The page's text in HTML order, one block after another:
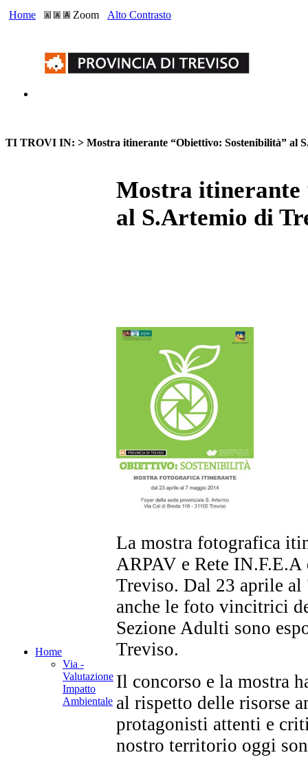
Home Zoom Alto Contrasto
TI TROVI IN: > Mostra itinerante “Obiettivo: Sostenibilità” al
Home
Via -
Valutazione
Impatto
Ambientale
Mostra itinerante
al S.Artemio di
La mostra fotografica
ARPAV e Rete IN.F.E.A
Treviso. Dal 23 aprile
anche le foto vincitrici
Sezione Adulti sono
Treviso.
Il concorso e la mostra
al rispetto delle risorse
protagonisti attenti e
nostro territorio oggi